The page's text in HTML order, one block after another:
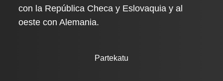
con la República Checa y Eslovaquia y al
oeste con Alemania.
Partekatu